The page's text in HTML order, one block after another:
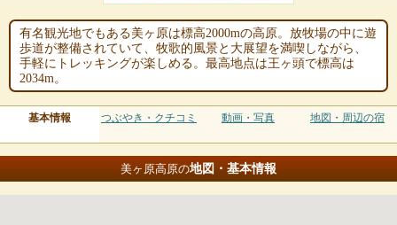
有名観光地でもある美ヶ原は標高2000mの高原。放牧場の中に遊
歩道が整備されていて、牧歌的風景と大展望を満喫しながら、
手軽にトレッキングが楽しめる。最高地点は王ヶ頭で標高は
2034m。
基本情報 つぶやき・クチコミ 動画・写真 地図・周辺の宿
美ヶ原高原の地図・基本情報